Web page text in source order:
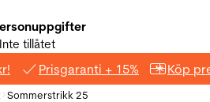
Inte tillåtet
Prisgaranti + 15% Köp
>Sommerstrikk 25